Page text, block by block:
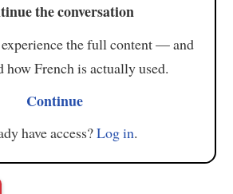
the conversation
the full content — and
how French is actually used.
Continue
have access?Log in.